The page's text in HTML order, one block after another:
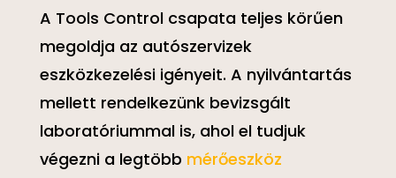
A Tools Control csapata teljes körűen
megoldja az autószervizek
eszközkezelési igényeit. A nyilvántartás
mellett rendelkezünk bevizsgált
laboratóriummal is, ahol el tudjuk
végezni a legtöbb mérőeszköz